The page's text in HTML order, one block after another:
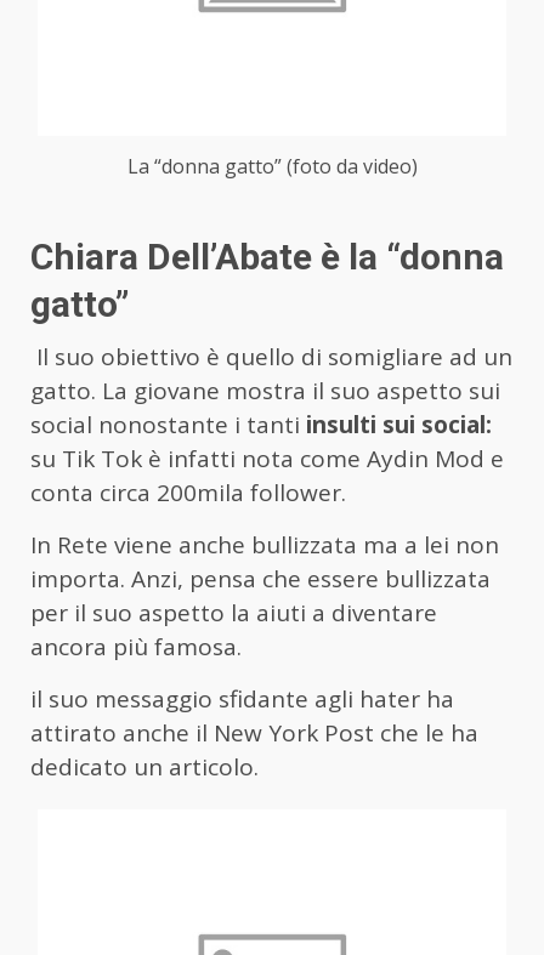
La “donna gatto” (foto da video)
Chiara Dell’Abate è la “donna
gatto”
Il suo obiettivo è quello di somigliare ad un
gatto. La giovane mostra il suo aspetto sui
social nonostante i tanti insulti sui social:
su Tik Tok è infatti nota come Aydin Mod e
conta circa 200mila follower.
In Rete viene anche bullizzata ma a lei non
importa. Anzi, pensa che essere bullizzata
per il suo aspetto la aiuti a diventare
ancora più famosa.
il suo messaggio sfidante agli hater ha
attirato anche il New York Post che le ha
dedicato un articolo.